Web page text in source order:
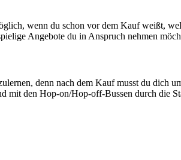
wenn du schon vor dem Kauf weißt,
Angebote du in Anspruch nehmen
denn nach dem Kauf musst du dich
mit den Hop-on/Hop-off-Bussen durch die